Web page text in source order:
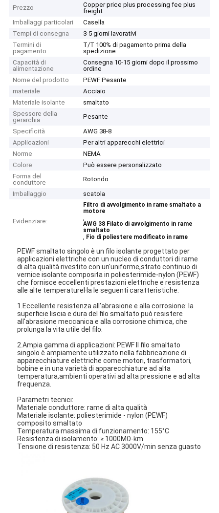
Prezzo
Copper price plus processing fee plus
freight
Imballaggi particolari
Casella
Tempi di consegna
3-5 giorni lavorativi
Termini di
pagamento
T/T 100% di pagamento prima della
spedizione
Capacità di
alimentazione
Consegna 10-15 giorni dopo il prossimo
ordine
Nome del prodotto
PEWF Pesante
materiale
Acciaio
Materiale isolante
smaltato
Spessore della
gerarchia
Pesante
Specificità
AWG 38-8
Applicazioni
Per altri apparecchi elettrici
Norme
NEMA
Colore
Può essere personalizzato
Forma del
conduttore
Rotondo
Imballaggio
scatola
Evidenziare:
Filtro di avvolgimento in rame smaltato a
motore
,
AWG 38 Filato di avvolgimento in rame
smaltato
, Fio di poliestere modificato in rame
PEWF smaltato singolo è un filo isolante progettato per
applicazioni elettriche con un nucleo di conduttori di rame
di alta qualità rivestito con un'uniforme,strato continuo di
vernice isolante composita in poliesterimide-nylon (PEWF)
che fornisce eccellenti prestazioni elettriche e resistenza
alle alte temperatureHa le seguenti caratteristiche:
1.Eccellente resistenza all'abrasione e alla corrosione: la
superficie liscia e dura del filo smaltato può resistere
all'abrasione meccanica e alla corrosione chimica, che
prolunga la vita utile del filo.
2.Ampia gamma di applicazioni: PEWF Il filo smaltato
singolo è ampiamente utilizzato nella fabbricazione di
apparecchiature elettriche come motori, trasformatori,
bobine e in una varietà di apparecchiature ad alta
temperatura,ambienti operativi ad alta pressione e ad alta
frequenza.
Parametri tecnici:
Materiale conduttore: rame di alta qualità
Materiale isolante: poliesterimide - nylon (PEWF)
composito smaltato
Temperatura massima di funzionamento: 155°C
Resistenza di isolamento: ≥ 1000MΩ-km
Tensione di resistenza: 50 Hz AC 3000V/min senza guasto